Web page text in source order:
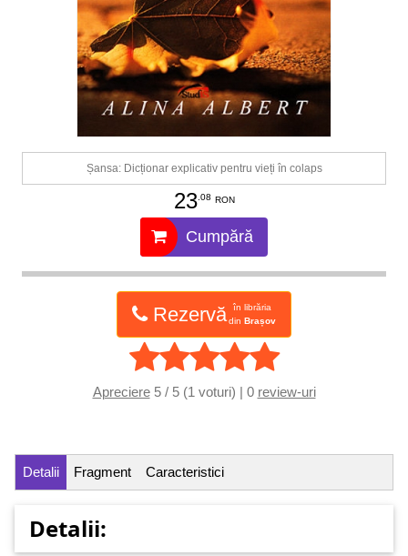
Șansa: Dicționar explicativ pentru vieți în colaps
23.08 RON
Cumpără
Rezervă
în librăria
din Brașov
Apreciere5 / 5 (1 voturi) | 0 review-uri
Detalii Fragment Caracteristici
Detalii: